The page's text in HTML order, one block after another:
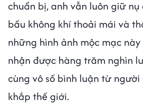
chuẩn bị, anh vẫn luôn giữ
bầu không khí thoải mái và
những hình ảnh mộc mạc
nhận được hàng trăm nghìn
cùng vô số bình luận từ
khắp thế giới.